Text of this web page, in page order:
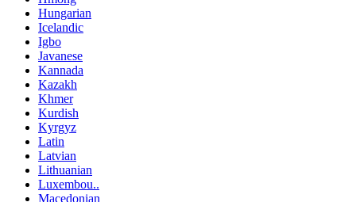
Hungarian
Icelandic
Igbo
Javanese
Kannada
Kazakh
Khmer
Kurdish
Kyrgyz
Latin
Latvian
Lithuanian
Luxembou..
Macedonian